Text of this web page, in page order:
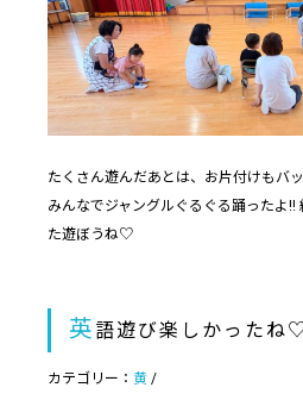
たくさん遊んだあとは、お片付けもバ
みんなでジャングルぐるぐる踊ったよ
た遊ぼうね♡
英 語遊び楽しかった
カテゴリー： 黄 /